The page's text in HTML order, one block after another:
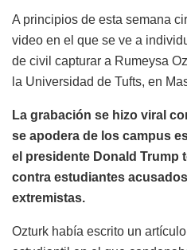
A principios de esta semana
video en el que se ve a
de civil capturar a Rumeysa
la Universidad de Tufts, en
La grabación se hizo viral
se apodera de los campus
el presidente Donald Trump
contra estudiantes
extremistas.
Ozturk había escrito un